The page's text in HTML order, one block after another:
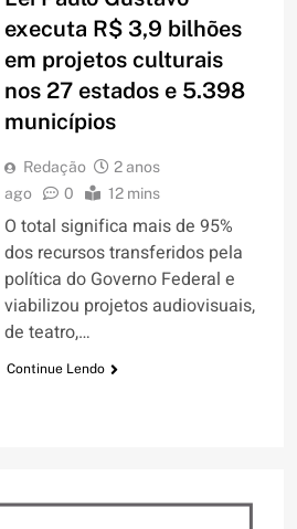
executa R$ 3,9 bilhões
em projetos culturais
nos 27 estados e 5.398
municípios
Redação
2 anos
ago
0 12 mins
O total significa mais de 95%
dos recursos transferidos pela
política do Governo Federal e
viabilizou projetos audiovisuais,
de teatro,…
Continue Lendo